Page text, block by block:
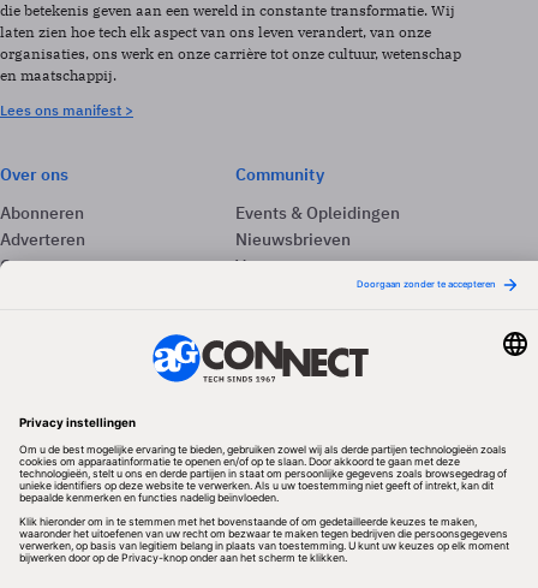
die betekenis geven aan een wereld in constante transformatie. Wij
laten zien hoe tech elk aspect van ons leven verandert, van onze
organisaties, ons werk en onze carrière tot onze cultuur, wetenschap
en maatschappij.
Lees ons manifest >
Over ons
Abonneren
Adverteren
Contact
Community
Events & Opleidingen
Nieuwsbrieven
Vacatures
Redactionele partner